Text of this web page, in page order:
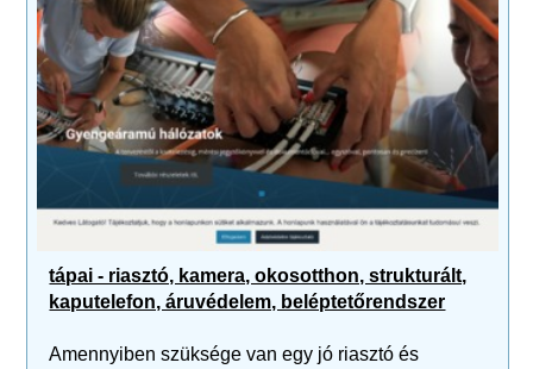
tápai - riasztó, kamera, okosotthon, strukturált,
kaputelefon, áruvédelem, beléptetőrendszer
Amennyiben szüksége van egy jó riasztó és